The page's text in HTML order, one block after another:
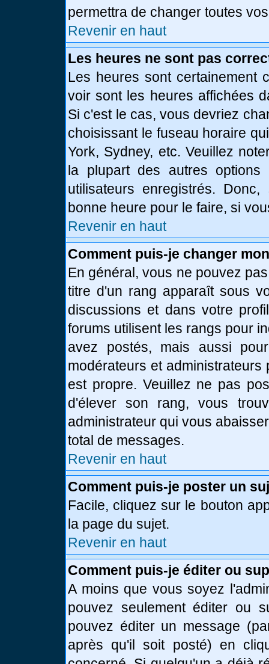
permettra de changer toutes
Revenir en haut
Les heures ne sont pas
Les heures sont certainement
voir sont les heures affichées
Si c'est le cas, vous devriez
choisissant le fuseau horaire
York, Sydney, etc. Veuillez
la plupart des autres options
utilisateurs enregistrés.
bonne heure pour le faire, si
Revenir en haut
Comment puis-je changer
En général, vous ne pouvez
titre d'un rang apparaît sous
discussions et dans votre
forums utilisent les rangs pour
avez postés, mais aussi
modérateurs et
est propre. Veuillez ne pas
d'élever son rang, vous
administrateur qui vous
total de messages.
Revenir en haut
Comment puis-je poster un
Facile, cliquez sur le bouton
la page du sujet.
Revenir en haut
Comment puis-je éditer ou
A moins que vous soyez
pouvez seulement éditer ou
pouvez éditer un message
après qu'il soit posté) en